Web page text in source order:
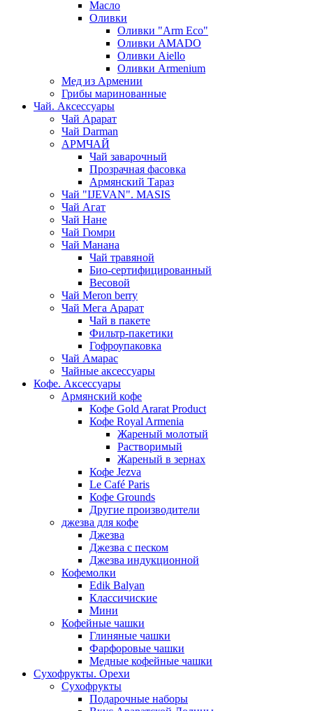
Масло
Оливки
Оливки "Arm Eco"
Оливки AMADO
Оливки Aiello
Оливки Armenium
Мед из Армении
Грибы маринованные
Чай. Аксессуары
Чай Арарат
Чай Darman
АРМЧАЙ
Чай заварочный
Прозрачная фасовка
Армянский Тараз
Чай "IJEVAN". MASIS
Чай Агат
Чай Нане
Чай Гюмри
Чай Манана
Чай травяной
Био-сертифицированный
Весовой
Чай Meron berry
Чай Мега Арарат
Чай в пакете
Фильтр-пакетики
Гофроупаковка
Чай Амарас
Чайные аксессуары
Кофе. Аксессуары
Армянский кофе
Кофе Gold Ararat Product
Кофе Royal Armenia
Жареный молотый
Растворимый
Жареный в зернах
Кофе Jezva
Le Café Paris
Кофе Grounds
Другие производители
джезва для кофе
Джезва
Джезва с песком
Джезва индукционной
Кофемолки
Edik Balyan
Классичиские
Мини
Кофейные чашки
Глиняные чашки
Фарфоровые чашки
Медные кофейные чашки
Сухофрукты. Орехи
Сухофрукты
Подарочные наборы